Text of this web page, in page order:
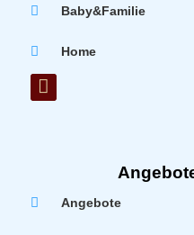
Baby&Familie
Home
Angebote